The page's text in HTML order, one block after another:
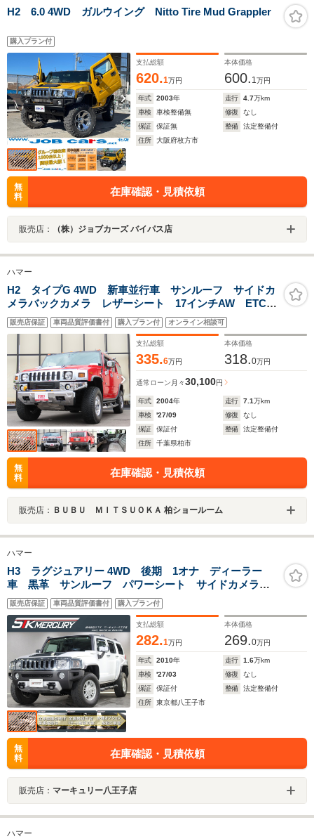
H2 6.0 4WD ガルウイング Nitto Tire Mud Grappler
購入プラン付
支払総額
620.1万円
本体価格
600. 1万円
年式 2003年 走行 4.7万km
車検
車検整備無 修復
なし
保証
保証無 整備
法定整備付
住所
大阪府枚方市
無
料
在庫確認・見積依頼
販売店： （株）ジョブカーズ バイパス店
ハマー
H2 タイプG 4WD 新車並行車 サンルーフ サイドカ
メラバックカメラ レザーシート 17インチAW ETC
ナビ フルセグ FM AM Bluetooth 電動シート シ
ートヒーター オートエアコン オートライト
販売店保証 車両品質評価書付 購入プラン付 オンライン相談可
支払総額
335.6万円
本体価格
318.0万円
通常ローン 月々30,100円
年式 2004年 走行 7.1万km
車検
'27/09 修復
なし
保証
保証付 整備
法定整備付
住所
千葉県柏市
無
料
在庫確認・見積依頼
販売店： ＢＵＢＵ ＭＩＴＳＵＯＫＡ 柏ショールーム
ハマー
H3 ラグジュアリー 4WD 後期 1オナ ディーラー
車 黒革 サンルーフ パワーシート サイドカメラ
純正16AW
販売店保証 車両品質評価書付 購入プラン付
支払総額
282.1万円
本体価格
269.0万円
年式 2010年 走行 1.6万km
車検
'27/03 修復
なし
保証
保証付 整備
法定整備付
住所
東京都八王子市
無
料
在庫確認・見積依頼
販売店： マーキュリー八王子店
ハマー